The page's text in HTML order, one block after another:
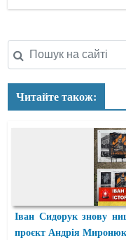
Читайте також:
Іван Сидорук знову
проєкт Андрія